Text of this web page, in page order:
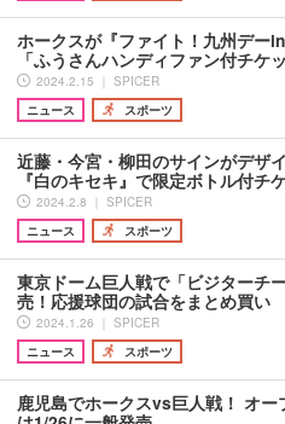
ホークスが『ファイト！九州デー
「ふうさんハンディファン付チケ
2024.2.15 ｜ SPICER
ニュース
スポーツ
近藤・今宮・柳田のサインがデザ
『白のキセキ』で限定ボトル付チ
2024.2.8 ｜ SPICER
ニュース
スポーツ
東京ドーム巨人戦で「ビジターチ
売！応援球団の試合をまとめ買い
2024.1.26 ｜ SPICER
ニュース
スポーツ
鹿児島でホークスvs巨人戦！ オー